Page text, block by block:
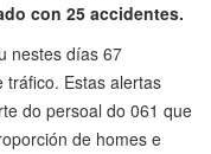
con 25 accidentes.
nestes días 67
tráfico. Estas alertas
do persoal do 061 que
de homes e